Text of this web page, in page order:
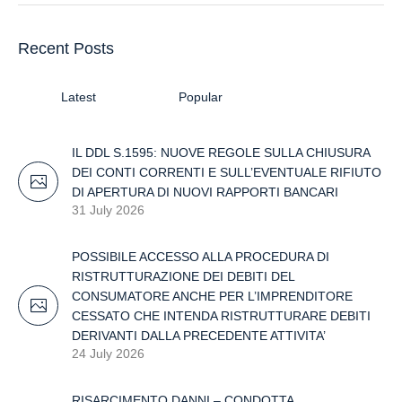
Recent Posts
Latest Popular
IL DDL S.1595: NUOVE REGOLE SULLA CHIUSURA
DEI CONTI CORRENTI E SULL’EVENTUALE RIFIUTO
DI APERTURA DI NUOVI RAPPORTI BANCARI
31 July 2026
POSSIBILE ACCESSO ALLA PROCEDURA DI
RISTRUTTURAZIONE DEI DEBITI DEL
CONSUMATORE ANCHE PER L’IMPRENDITORE
CESSATO CHE INTENDA RISTRUTTURARE DEBITI
DERIVANTI DALLA PRECEDENTE ATTIVITA’
24 July 2026